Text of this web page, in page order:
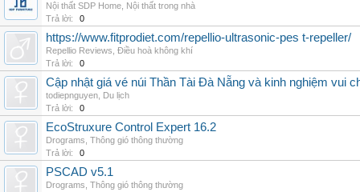
Nội thất SDP Home Nội thất trong nhà
Trả lời:
0
https://www.fitprodiet.com/repellio-ultrasonic-pes t-repeller/
Repellio Reviews Điều hoà không khí
Trả lời:
0
Cập nhật giá vé núi Thần Tài Đà Nẵng và kinh nghiệm vui
todiepnguyen Du lịch
Trả lời:
0
EcoStruxure Control Expert 16.2
Drograms Thông gió thông thường
Trả lời:
0
PSCAD v5.1
Drograms Thông gió thông thường